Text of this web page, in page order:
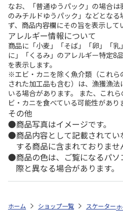
なお、「普通ゆうパック」の場合
のみチルドゆうパック」などとな
ず、商品内容欄にその旨を表示して
アレルギー情報について
商品に「小麦」「そば」「卵」「
に」「くるみ」のアレルギー特定8
を表示します。
※エビ・カニを除く魚介類（これら
された加工品も含む）は、漁獲漁
いる場合があります。 また、これ
ビ・カニを食べている可能性があり
その他
商品写真はイメージです。
商品内容として記載されて
する商品に含まれておりませ
商品の色は、ご覧になるパ
際と異なる場合があります。
ホーム ショップ一覧 スケーター